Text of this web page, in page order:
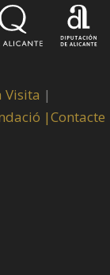
Visita |
|Contacte